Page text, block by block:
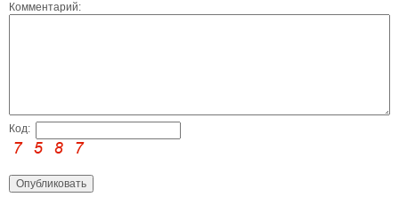
Комментарий:
Код: